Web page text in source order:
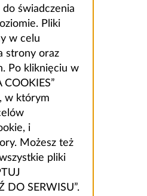
świadczenia
Pliki
w celu
strony oraz
Po kliknięciu w
w którym
i
Możesz też
pliki
DO SERWISU”.